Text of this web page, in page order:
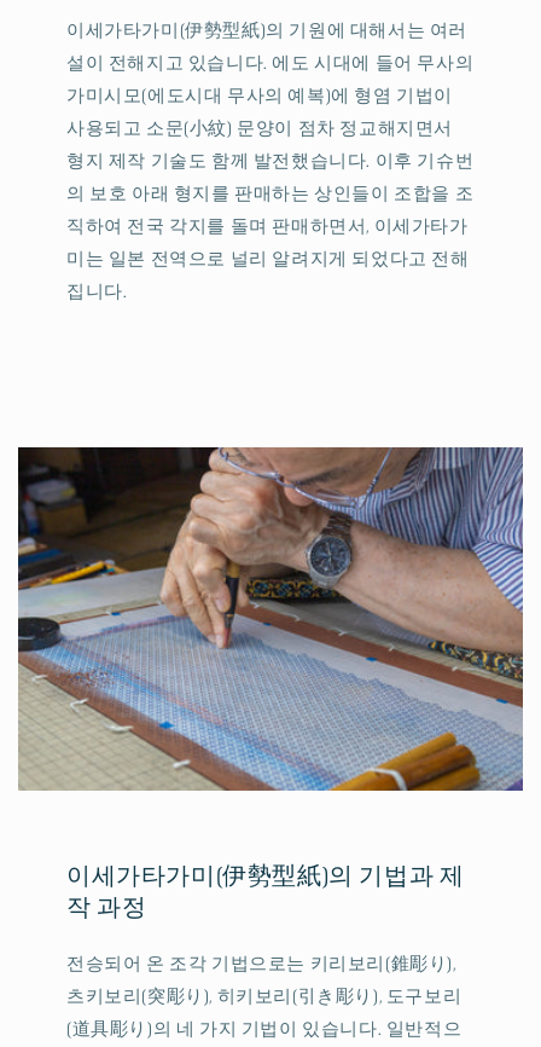
이세가타가미(伊勢型紙)의 기원에 대해서는 여러
설이 전해지고 있습니다. 에도 시대에 들어 무사의
가미시모(에도시대 무사의 예복)에 형염 기법이
사용되고 소문(小紋) 문양이 점차 정교해지면서
형지 제작 기술도 함께 발전했습니다. 이후 기슈번
의 보호 아래 형지를 판매하는 상인들이 조합을 조
직하여 전국 각지를 돌며 판매하면서, 이세가타가
미는 일본 전역으로 널리 알려지게 되었다고 전해
집니다.
이세가타가미(伊勢型紙)의 기법과 제
작 과정
전승되어 온 조각 기법으로는 키리보리(錐彫り),
츠키보리(突彫り), 히키보리(引き彫り), 도구보리
(道具彫り)의 네 가지 기법이 있습니다. 일반적으